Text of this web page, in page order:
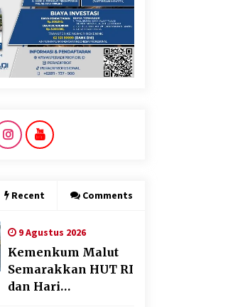
Ekonomi Masyarakat
Pegunungan
2026
2026
Recent Comments
9 Agustus 2026
Kemenkum Malut
Semarakkan HUT RI
dan Hari